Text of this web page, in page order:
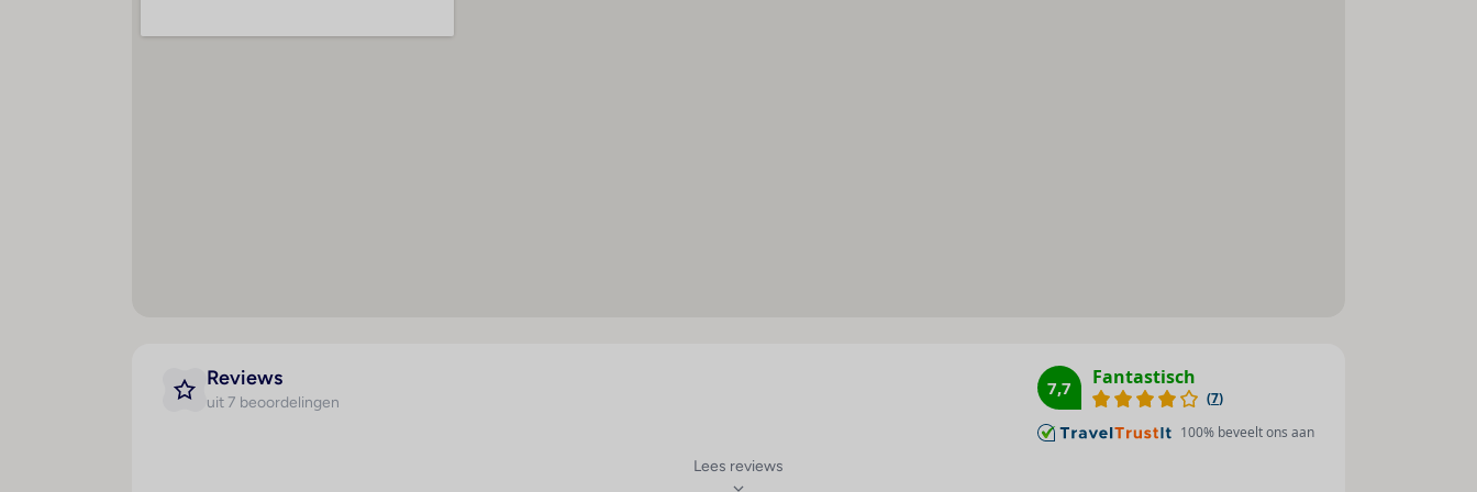
Creditcards
Huisdieren
gehandicapten
Reviews
uit 7 beoordelingen
7,7 Fantastisch
(7)
100% beveelt ons aan
Lees reviews